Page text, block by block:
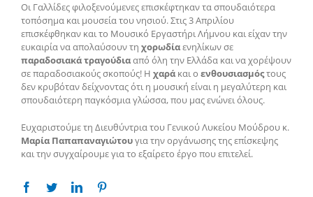
Οι Γαλλίδες φιλοξενούμενες επισκέφτηκαν τα σπουδαιότερα
τοπόσημα και μουσεία του νησιού. Στις 3 Απριλίου
επισκέφθηκαν και το Μουσικό Εργαστήρι Λήμνου και είχαν την
ευκαιρία να απολαύσουν τη χορωδίαενηλίκων σε
παραδοσιακά τραγούδιααπό όλη την Ελλάδα και να χορέψουν
σε παραδοσιακούς σκοπούς! Η χαρά και ο ενθουσιασμόςτους
δεν κρυβόταν δείχνοντας ότι η μουσική είναι η μεγαλύτερη και
σπουδαιότερη παγκόσμια γλώσσα, που μας ενώνει όλους.
Ευχαριστούμε τη Διευθύντρια του Γενικού Λυκείου Μούδρου κ.
Μαρία Παπαπαναγιώτουγια την οργάνωσης της επίσκεψης
και την συγχαίρουμε για το εξαίρετο έργο που επιτελεί.
Facebook
TwitterLinkedin